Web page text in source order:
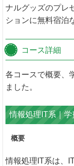
ナルグッズのプレ
ションに無料宿泊
コース詳細
各コースで概要、
ました。
情報処理IT系｜
概要
情報処理IT系は、